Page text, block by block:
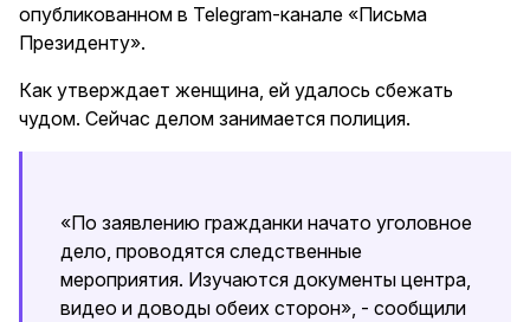
опубликованном в Telegram-канале «Письма
Президенту».
Как утверждает женщина, ей удалось сбежать
чудом. Сейчас делом занимается полиция.
«По заявлению гражданки начато уголовное
дело, проводятся следственные
мероприятия. Изучаются документы центра,
видео и доводы обеих сторон», - сообщили